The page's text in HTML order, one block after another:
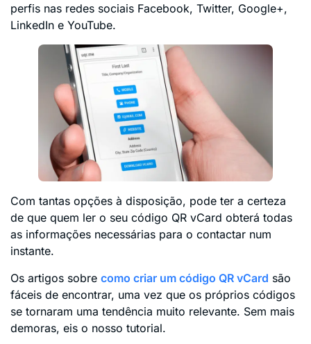
perfis nas redes sociais Facebook, Twitter, Google+,
LinkedIn e YouTube.
Com tantas opções à disposição, pode ter a certeza
de que quem ler o seu código QR vCard obterá todas
as informações necessárias para o contactar num
instante.
Os artigos sobre como criar um código QR vCard são
fáceis de encontrar, uma vez que os próprios códigos
se tornaram uma tendência muito relevante. Sem mais
demoras, eis o nosso tutorial.